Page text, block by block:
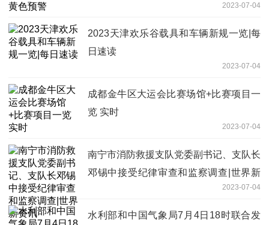
2023-07-04
2023天津欢乐谷载具和车辆新规一览|每
日速读
2023-07-04
成都金牛区大运会比赛场馆+比赛项目一
览 实时
2023-07-04
南宁市消防救援支队党委副书记、支队长
邓锡中接受纪律审查和监察调查|世界新
2023-07-04
水利部和中国气象局7月4日18时联合发